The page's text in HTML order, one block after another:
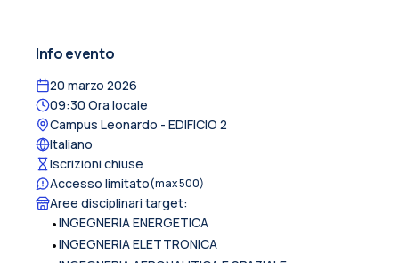
Info evento
20 marzo 2026
09:30 Ora locale
Campus Leonardo - EDIFICIO 2
Italiano
Iscrizioni chiuse
Accesso limitato(max500)
Aree disciplinari target:
•INGEGNERIA ENERGETICA
•INGEGNERIA ELETTRONICA